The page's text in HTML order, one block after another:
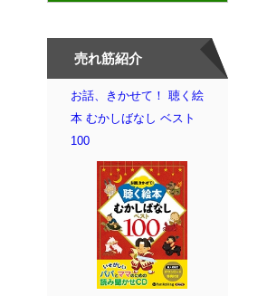
売れ筋紹介
お話、きかせて！ 聴く絵
本 むかしばなし ベスト
100